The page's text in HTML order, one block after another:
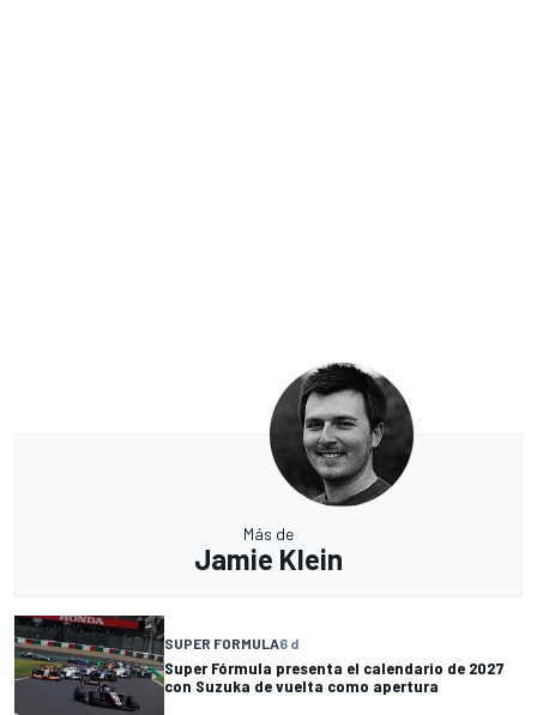
Más de
Jamie Klein
SUPER FORMULA6 d
Super Fórmula presenta el calendario de 2027
con Suzuka de vuelta como apertura